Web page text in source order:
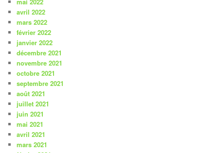
avril 2022
mars 2022
février 2022
janvier 2022
décembre 2021
novembre 2021
octobre 2021
septembre 2021
août 2021
juillet 2021
juin 2021
mai 2021
avril 2021
mars 2021